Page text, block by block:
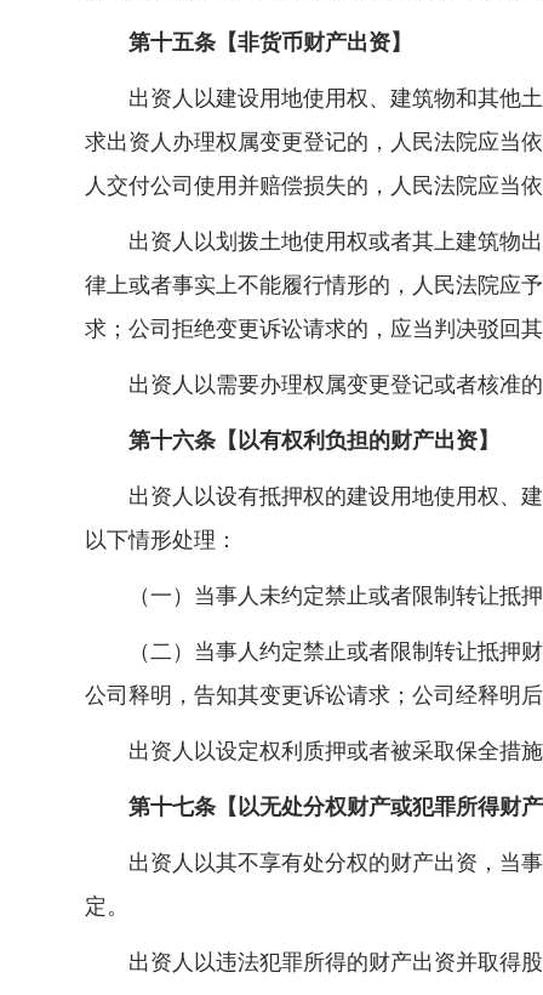
第十五条【非货币财产出资】
出资人以建设用地使用权、建筑物和其他土
求出资人办理权属变更登记的，人民法院应当
人交付公司使用并赔偿损失的，人民法院应当
出资人以划拨土地使用权或者其上建筑物出
律上或者事实上不能履行情形的，人民法院应
求；公司拒绝变更诉讼请求的，应当判决驳回
出资人以需要办理权属变更登记或者核准的
第十六条【以有权利负担的财产出资】
出资人以设有抵押权的建设用地使用权、建
以下情形处理：
（一）当事人未约定禁止或者限制转让抵押
（二）当事人约定禁止或者限制转让抵押财
公司释明，告知其变更诉讼请求；公司经释明
出资人以设定权利质押或者被采取保全措施
第十七条【以无处分权财产或犯罪所得财
出资人以其不享有处分权的财产出资，当事
定。
出资人以违法犯罪所得的财产出资并取得股